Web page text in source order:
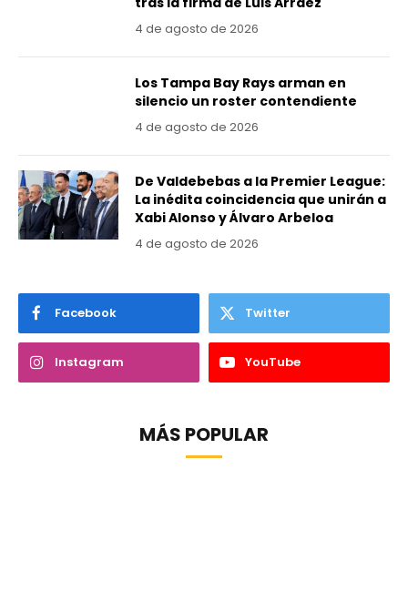
4 de agosto de 2026
Los Tampa Bay Rays arman en
silencio un roster contendiente
4 de agosto de 2026
De Valdebebas a la Premier League:
La inédita coincidencia que unirán a
Xabi Alonso y Álvaro Arbeloa
4 de agosto de 2026
Facebook Twitter
Instagram YouTube
MÁS POPULAR